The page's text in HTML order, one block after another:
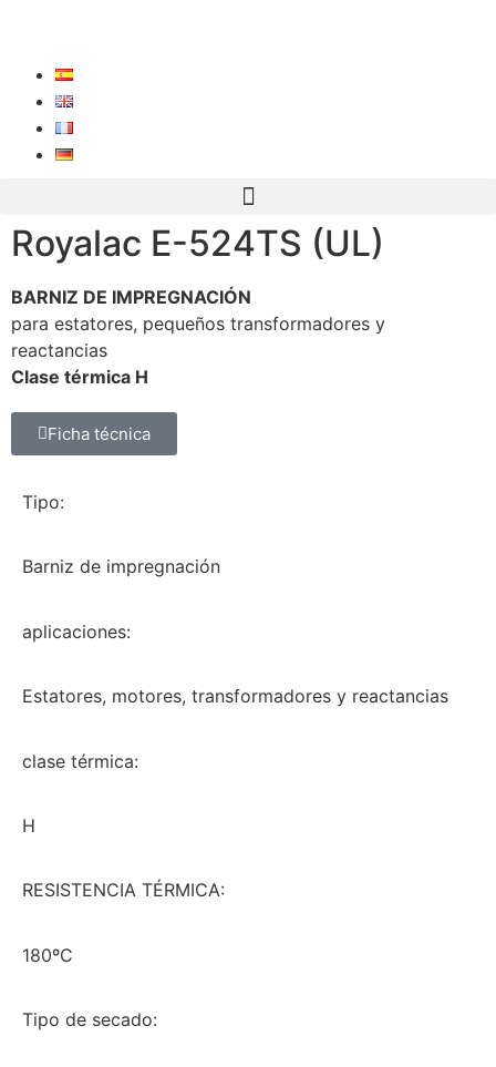
Royalac E-524TS (UL)
BARNIZ DE IMPREGNACIÓN
para estatores, pequeños transformadores y
reactancias
Clase térmica H
Ficha técnica
Tipo:
Barniz de impregnación
aplicaciones:
Estatores, motores, transformadores y reactancias
clase térmica:
H
RESISTENCIA TÉRMICA:
180ºC
Tipo de secado: